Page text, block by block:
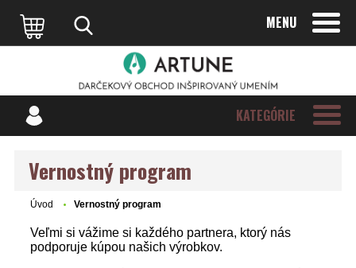
MENU
KATEGÓRIE
Vernostný program
Úvod Vernostný program
Veľmi si vážime si každého partnera, ktorý nás
podporuje kúpou našich výrobkov.